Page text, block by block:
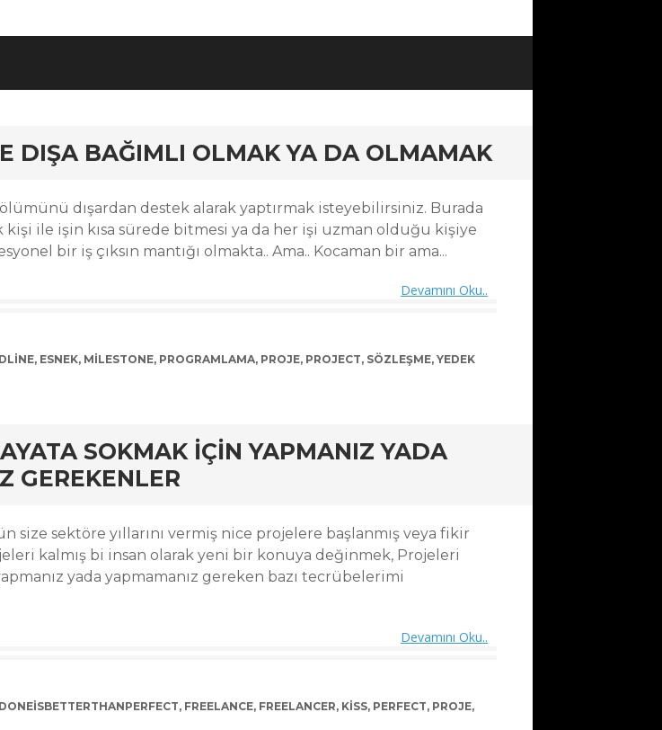
DIŞA BAĞIMLI OLMAK YA DA OLMAMAK
dışardan destek alarak yaptırmak isteyebilirsiniz. Burada
kişi ile işin kısa sürede bitmesi ya da her işi uzman olduğu kişiye
bir iş çıksın mantığı olmakta.. Ama.. Kocaman bir ama...
Devamını Oku..
, ESNEK, MILESTONE, PROGRAMLAMA, PROJE, PROJECT, SÖZLEŞME, YEDEK
SOKMAK IÇIN YAPMANIZ YADA
GEREKENLER
size sektöre yıllarını vermiş nice projelere başlanmış veya fikir
kalmış bi insan olarak yeni bir konuya değinmek, Projeleri
yada yapmamanız gereken bazı tecrübelerimi
Devamını Oku..
DONEISBETTERTHANPERFECT, FREELANCE, FREELANCER, KISS, PERFECT, PROJE,